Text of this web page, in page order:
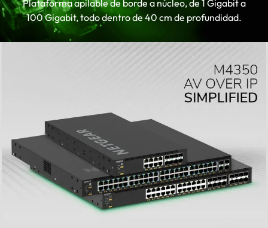
Plataforma apilable de borde a núcleo, de 1 Gigabit a
100 Gigabit, todo dentro de 40 cm de profundidad.